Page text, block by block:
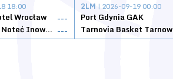
18:00
Wrocław
---
KSK Qemetica Noteć Inowrocław ---
2LM | 2026-09-19 00:00
Port Gdynia GAK